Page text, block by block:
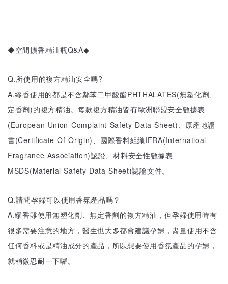
-------------------------------------------------------------------------
----------
◆空間擴香精油瓶Q&A◆
Q.所使用的複方精油安全嗎?
A.繆香使用的都是不含鄰苯二甲酸酯PHTHALATES(無塑化劑、
定香劑)的複方精油。每款複方精油皆有歐洲聯盟安全數據表
(European Union-Complaint Safety Data Sheet)、原產地證
書(Certificate Of Origin)、國際香料組織IFRA(Internatioal
Fragrance Association)認證、材料安全性數據表
MSDS(Material Safety Data Sheet)認證文件。
Q.請問孕婦可以使用香氛產品嗎？
A.繆香雖使用無塑化劑、無定香劑的複方精油，但孕婦使用時有
很多需要注意的地方，醫生也大多都會建議孕婦，盡量使用不含
任何香料或是精油成分的產品，所以想要使用香氛產品的孕婦，
就稍微忍耐一下囉。